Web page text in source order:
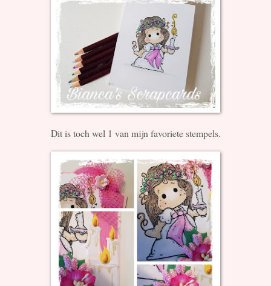
Dit is toch wel 1 van mijn favoriete stempels.